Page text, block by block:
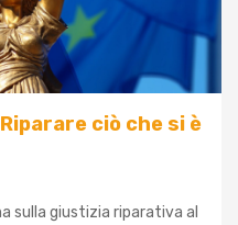
ciò che si è
sulla giustizia riparativa al